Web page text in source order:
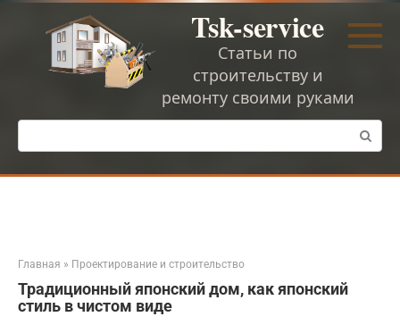
Перейти
Tsk-service
Статьи по
строительству и
ремонту своими руками
Поиск:
Главная » Проектирование и строительство
Традиционный японский дом, как японский
стиль в чистом виде